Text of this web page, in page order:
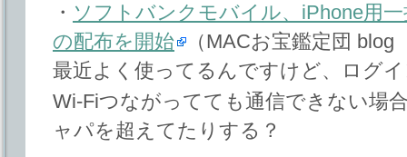
・ ソフトバンクモバイル、iPhone用
の配布を開始
（MACお宝鑑定団 blog
最近よく使ってるんですけど、ログ
Wi-Fiつながってても通信できない場
ャパを超えてたりする？